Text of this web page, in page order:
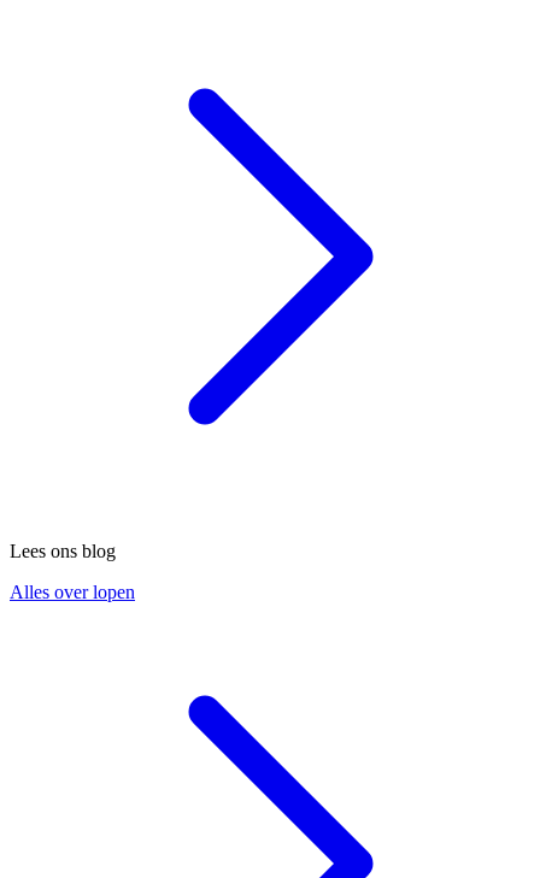
Lees ons blog
Alles over lopen